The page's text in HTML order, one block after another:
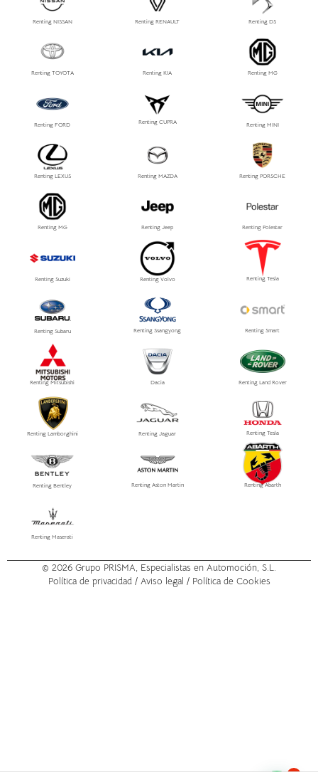
Renting NISSAN Renting RENAULT Renting DS
Renting TOYOTA Renting KIA Renting MG
Renting FORD Renting CUPRA Renting MINI
Renting LEXUS Renting MAZDA Renting PORSCHE
Renting MG Renting Jeep Renting Polestar
Renting Suzuki Renting Volvo Renting Tesla
Renting Subaru Renting Ssangyong Renting Smart
Renting Mitsubishi Dacia Renting Land Rover
Renting Lamborghini Renting Jaguar Renting Tesla
Renting Bentley Renting Aston Martin Renting Abarth
Renting Maserati
© 2026 Grupo PRISMA, Especialistas en Automoción, S.L.
Política de privacidad / Aviso legal / Política de Cookies